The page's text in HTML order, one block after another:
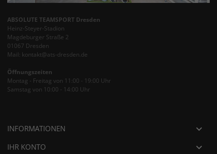
ABSOLUTE TEAMSPORT Dresden
Heinz-Steyer-Stadion
Magdeburger Straße 2
01067 Dresden
Mail: kontakt@ats-dresden.de
Öffnungszeiten
Montag - Freitag von 11:00 - 19:00 Uhr
Samstag von 10:00 - 14:00 Uhr
INFORMATIONEN 
IHR KONTO 